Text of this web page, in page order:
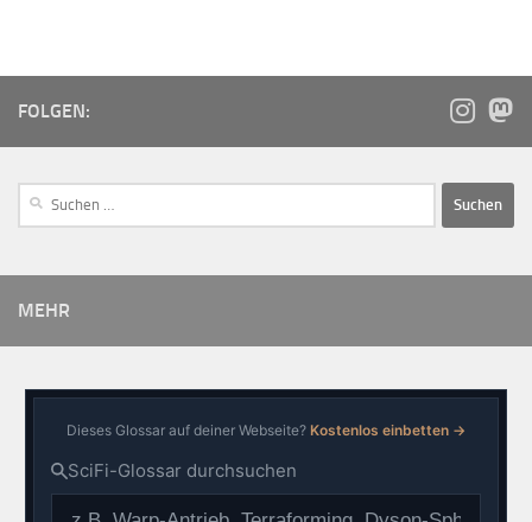
FOLGEN:
MEHR